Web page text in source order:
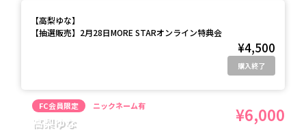
【高梨ゆな】
【抽選販売】2月28日MORE STARオンライン特典会
¥4,500
購入終了
FC会員限定 ニックネーム有
高梨ゆな ¥6,000